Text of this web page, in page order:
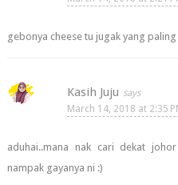
gebonya cheese tu jugak yang
Kasih Juju
March 14, 2018 at 2:35
aduhai..mana nak cari dekat
nampak gayanya ni :)